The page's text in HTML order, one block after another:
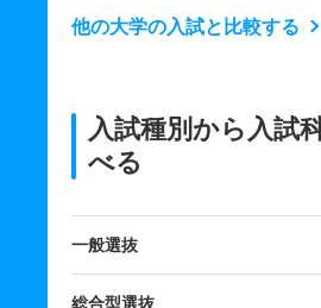
他の大学の入試と比較する
入試種別から入試
べる
一般選抜
総合型選抜